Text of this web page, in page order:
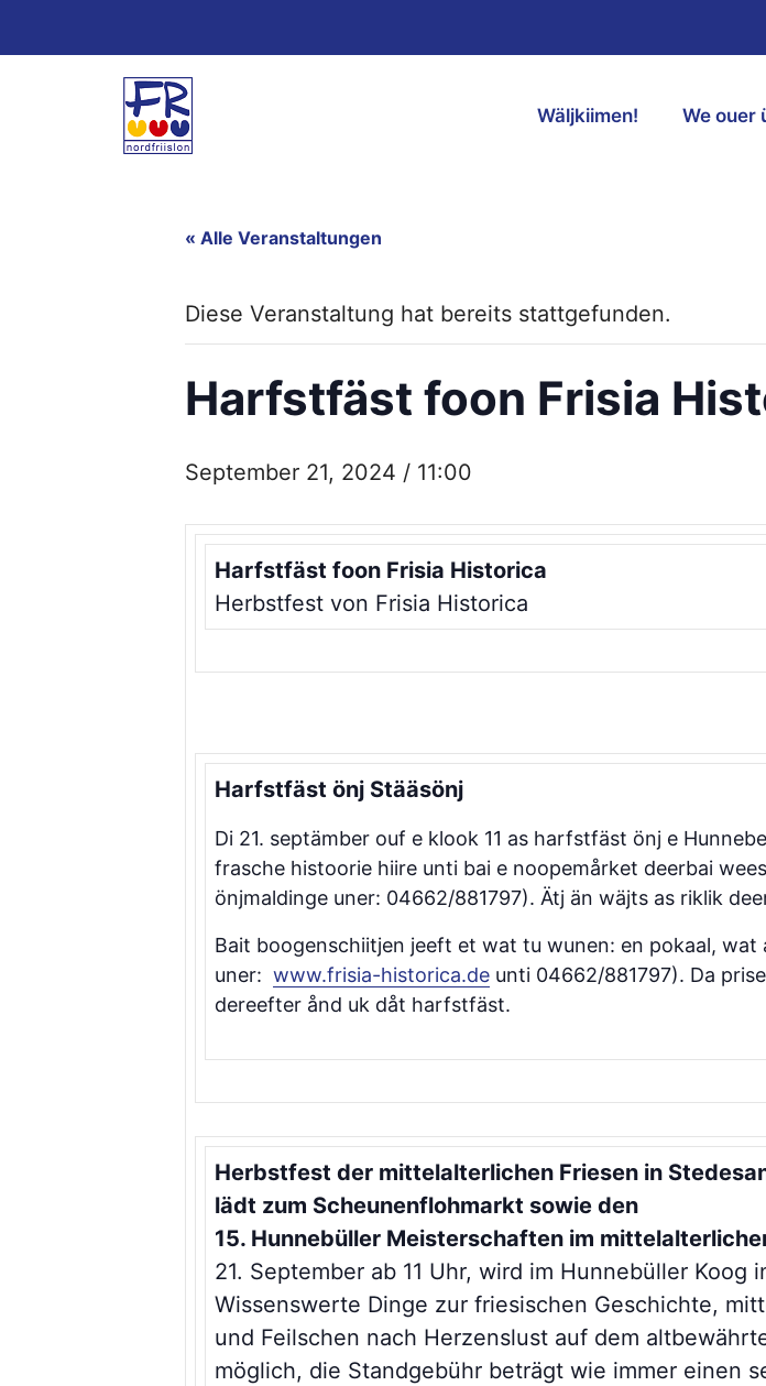
Inhalt
Wäljkiimen! We ouer
« Alle Veranstaltungen
Diese Veranstaltung hat bereits stattgefunden.
Harfstfäst foon Frisia
September 21, 2024 / 11:00
Harfstfäst foon Frisia Historica
Herbstfest von Frisia Historica
Harfstfäst önj Stääsönj
Di 21. septämber ouf e klook 11 as harfstfäst önj e
frasche histoorie hiire unti bai e noopemårket deerbai
önjmaldinge uner: 04662/881797). Ätj än wäjts as riklik
Bait boogenschiitjen jeeft et wat tu wunen: en pokaal,
uner: www.frisia-historica.de unti 04662/881797). Da
dereefter ånd uk dåt harfstfäst.
Herbstfest der mittelalterlichen Friesen in
lädt zum Scheunenflohmarkt sowie den
15. Hunnebüller Meisterschaften im
21. September ab 11 Uhr, wird im Hunnebüller
Wissenswerte Dinge zur friesischen Geschichte,
und Feilschen nach Herzenslust auf dem
möglich, die Standgebühr beträgt wie immer einen